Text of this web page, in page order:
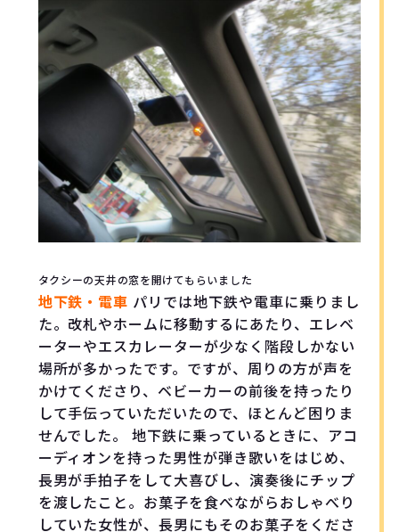
タクシーの天井の窓を開けてもらいました
地下鉄・電車 パリでは地下鉄や電車に乗りまし
た。改札やホームに移動するにあたり、エレベ
ーターやエスカレーターが少なく階段しかない
場所が多かったです。ですが、周りの方が声を
かけてくださり、ベビーカーの前後を持ったり
して手伝っていただいたので、ほとんど困りま
せんでした。 地下鉄に乗っているときに、アコ
ーディオンを持った男性が弾き歌いをはじめ、
長男が手拍子をして大喜びし、演奏後にチップ
を渡したこと。お菓子を食べながらおしゃべり
していた女性が、長男にもそのお菓子をくださ